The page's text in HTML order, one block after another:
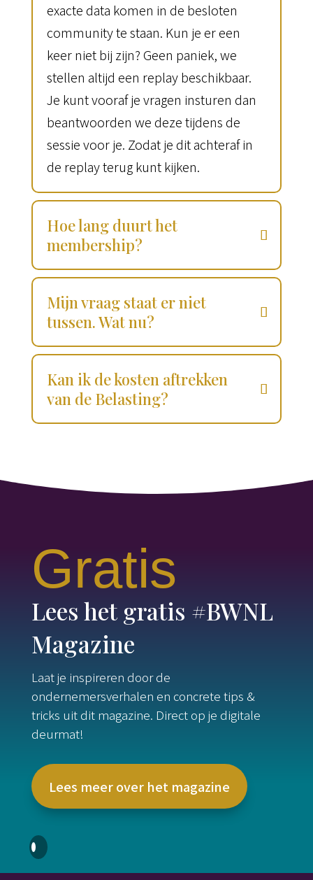
exacte data komen in de besloten
community te staan. Kun je er een
keer niet bij zijn? Geen paniek, we
stellen altijd een replay beschikbaar.
Je kunt vooraf je vragen insturen dan
beantwoorden we deze tijdens de
sessie voor je. Zodat je dit achteraf in
de replay terug kunt kijken.
Hoe lang duurt het
membership?
Mijn vraag staat er niet
tussen. Wat nu?
Kan ik de kosten aftrekken
van de Belasting?
Gratis
Lees het gratis #BWNL
Magazine
Laat je inspireren door de
ondernemersverhalen en concrete tips &
tricks uit dit magazine. Direct op je digitale
deurmat!
Lees meer over het magazine